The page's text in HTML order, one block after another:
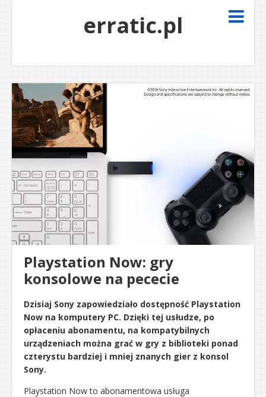
erratic.pl
Playstation Now: gry
konsolowe na pececie
Dzisiaj Sony zapowiedziało dostępność Playstation
Now na komputery PC. Dzięki tej usłudze, po
opłaceniu abonamentu, na kompatybilnych
urządzeniach można grać w gry z biblioteki ponad
czterystu bardziej i mniej znanych gier z konsol
Sony.
Playstation Now to abonamentowa usługa